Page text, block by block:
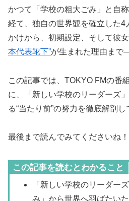
かつて「学校の粗大ごみ」と自
経て、独自の世界観を確立した4
かけから、初期設定、そして彼
本代表靴下”が生まれた理由まで
この記事では、TOKYO FMの番
に、「新しい学校のリーダーズ
る“当たり前”の努力を徹底解剖し
最後まで読んでみてくださいね！
この記事を読むとわかること
「新しい学校のリーダー
み」から世界へ羽ばたい